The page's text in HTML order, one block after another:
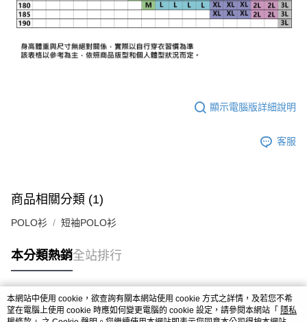
顯示電腦版詳細說明
客服
商品相關分類 (1)
POLO衫 短袖POLO衫
本分類熱銷全站排行
熱門標籤
本網站中使用 cookie，欲查詢有關本網站使用 cookie 方式之詳情，及若您不希
望在電腦上使用 cookie 時應如何變更電腦的 cookie 設定，請參閱本網站「 隱私